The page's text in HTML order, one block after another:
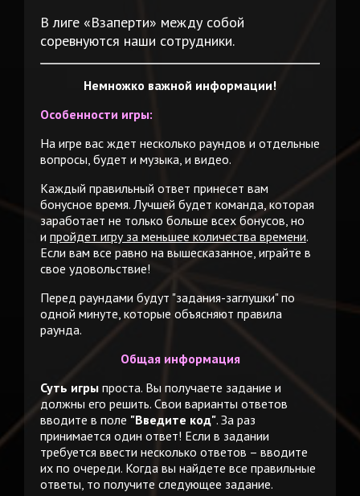
В лиге «Взаперти» между собой
соревнуются наши сотрудники.
Немножко важной информации!
Особенности игры:
На игре вас ждет несколько раундов и отдельные
вопросы, будет и музыка, и видео.
Каждый правильный ответ принесет вам
бонусное время. Лучшей будет команда, которая
заработает не только больше всех бонусов, но
и пройдет игру за меньшее количества времени.
Если вам все равно на вышесказанное, играйте в
свое удовольствие!
Перед раундами будут "задания-заглушки" по
одной минуте, которые объясняют правила
раунда.
Общая информация
Суть игры проста. Вы получаете задание и
должны его решить. Свои варианты ответов
вводите в поле "Введите код". За раз
принимается один ответ! Если в задании
требуется ввести несколько ответов – вводите
их по очереди. Когда вы найдете все правильные
ответы, то получите следующее задание.